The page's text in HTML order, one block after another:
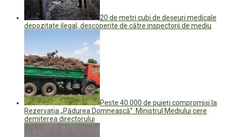
20 de metri cubi de deșeuri medicale
depozitate ilegal, descoperite de către inspectorii de mediu
Peste 40.000 de puieți compromiși la
Rezervația „Pădurea Domnească”. Ministrul Mediului cere
demiterea directorului